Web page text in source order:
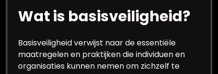
Wat is basisveiligheid?
Basisveiligheid verwijst naar de essentiële
maatregelen en praktijken die individuen en
organisaties kunnen nemen om zichzelf te